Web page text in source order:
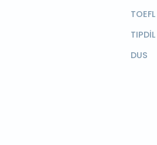
TOEFL
TIPDİL
DUS